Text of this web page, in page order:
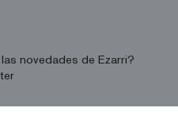
novedades de Ezarri?